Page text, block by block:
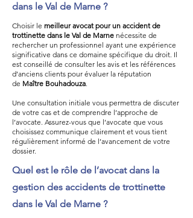
dans le Val de Marne ?
Choisir le meilleur avocat pour un accident de
trottinette dans le Val de Marne nécessite de
rechercher un professionnel ayant une expérience
significative dans ce domaine spécifique du droit. Il
est conseillé de consulter les avis et les références
d’anciens clients pour évaluer la réputation
de Maître Bouhadouza.
Une consultation initiale vous permettra de discuter
de votre cas et de comprendre l’approche de
l’avocate. Assurez-vous que l’avocate que vous
choisissez communique clairement et vous tient
régulièrement informé de l’avancement de votre
dossier.
Quel est le rôle de l’avocat dans la
gestion des accidents de trottinette
dans le Val de Marne ?